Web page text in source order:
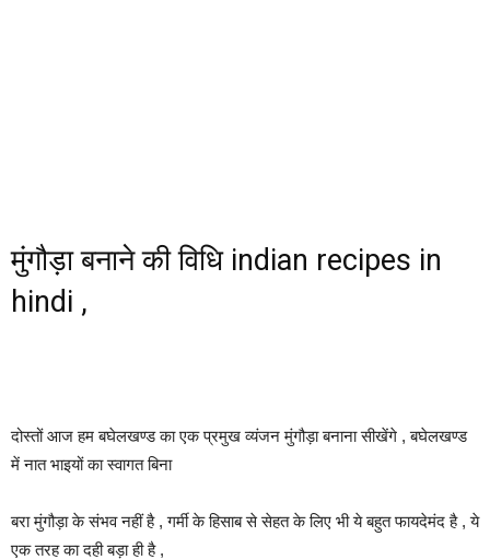
मुंगौड़ा बनाने की विधि indian recipes in
hindi ,
दोस्तों आज हम बघेलखण्ड का एक प्रमुख व्यंजन मुंगौड़ा बनाना सीखेंगे , बघेलखण्ड
में नात भाइयों का स्वागत बिना
बरा मुंगौड़ा के संभव नहीं है , गर्मी के हिसाब से सेहत के लिए भी ये बहुत फायदेमंद है , ये
एक तरह का दही बड़ा ही है ,